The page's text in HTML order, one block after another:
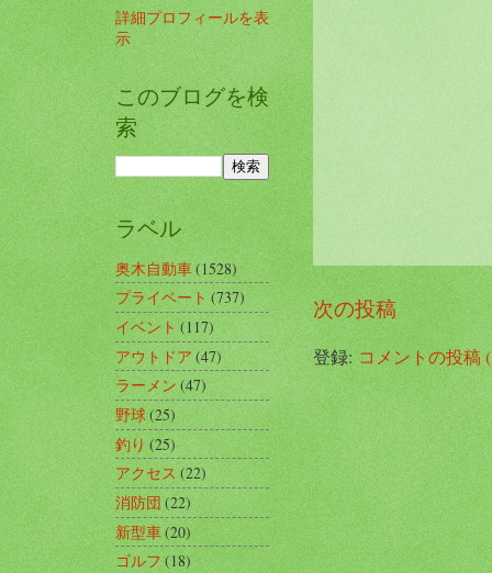
次の投稿
登録:コメントの投稿
詳細プロフィールを表
示
このブログを検
索
ラベル
奥木自動車(1528)
プライベート(737)
イベント(117)
アウトドア(47)
ラーメン(47)
野球(25)
釣り(25)
アクセス(22)
消防団(22)
新型車(20)
ゴルフ(18)